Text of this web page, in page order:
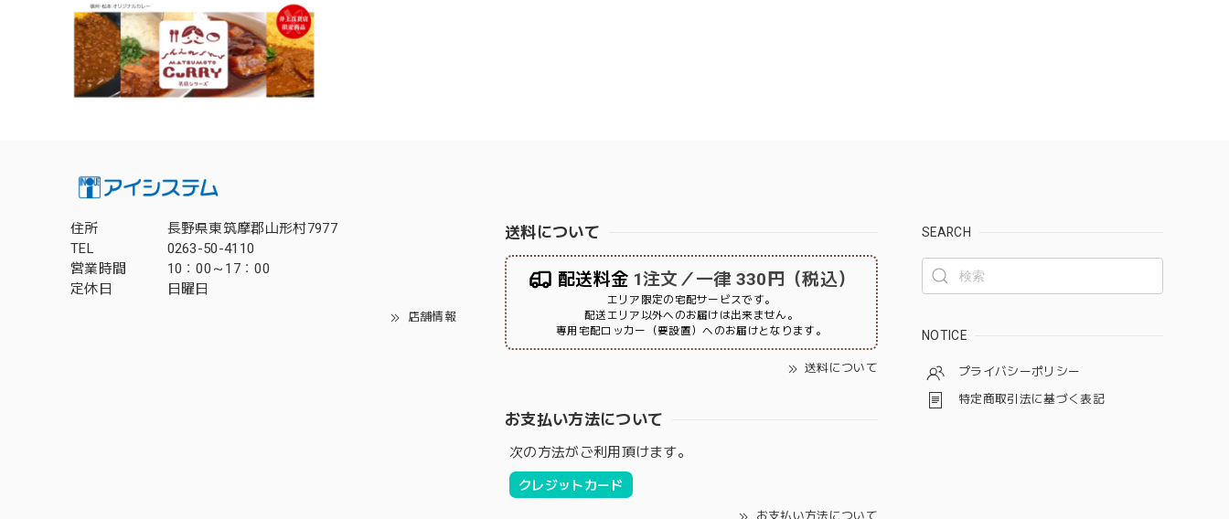
住所
長野県東筑摩郡山形村7977
TEL
0263-50-4110
営業時間
10：00～17：00
定休日
日曜日
店舗情報
送料について
配送料金 1注文／一律 330円（税込）
エリア限定の宅配サービスです。
配送エリア以外へのお届けは出来ません。
専用宅配ロッカー（要設置）へのお届けとなります。
送料について
お支払い方法について
次の方法がご利用頂けます。
クレジットカード
お支払い方法について
SEARCH
NOTICE
プライバシーポリシー
特定商取引法に基づく表記